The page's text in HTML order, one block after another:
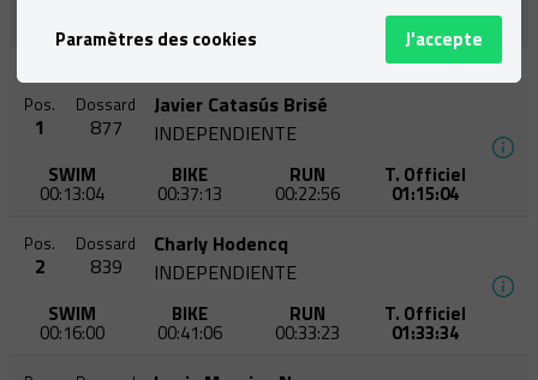
Pos.
1
Dossard
877
Javier Catasús Brisé
INDEPENDIENTE
SWIM
00:13:04
BIKE
00:37:13
RUN
00:22:56
T. Officiel
01:15:04
Pos.
2
Dossard
839
Charly Hodencq
INDEPENDIENTE
SWIM
00:16:00
BIKE
00:41:06
RUN
00:33:23
T. Officiel
01:33:34
Paramètres des cookies J'accepte